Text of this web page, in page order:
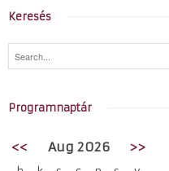
Keresés
Programnaptár
<< Aug 2026 >>